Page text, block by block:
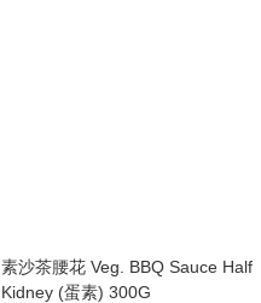
素沙茶腰花 Veg. BBQ Sauce Half
Kidney (蛋素) 300G